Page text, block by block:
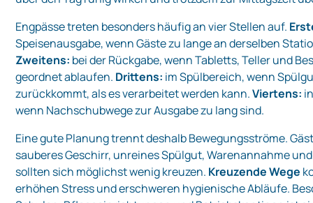
Engpässe treten besonders häufig an vier Stellen auf.
Speisenausgabe, wenn Gäste zu lange an derselben
Zweitens: bei der Rückgabe, wenn Tabletts, Teller und
geordnet ablaufen. Drittens: im Spülbereich, wenn
zurückkommt, als es verarbeitet werden kann.Viertens:
wenn Nachschubwege zur Ausgabe zu lang sind.
Eine gute Planung trennt deshalb Bewegungsströme.
sauberes Geschirr, unreines Spülgut, Warenannahme
sollten sich möglichst wenig kreuzen. Kreuzende Wege
erhöhen Stress und erschweren hygienische Abläufe.